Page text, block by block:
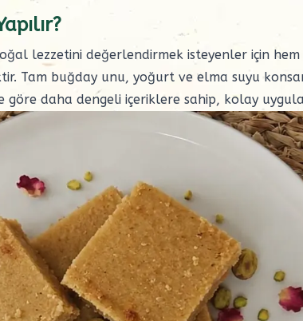
lezzetini değerlendirmek isteyenler için
Tam buğday unu, yoğurt ve elma suyu
göre daha dengeli içeriklere sahip, kolay